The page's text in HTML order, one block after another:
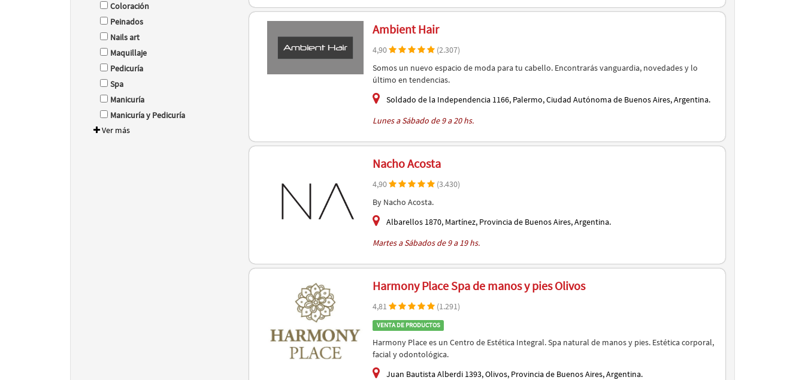
Coloración
Peinados
Nails art
Maquillaje
Pedicuría
Spa
Manicuría
Manicuría y Pedicuría
Ver más
Ambient Hair
4,90
(2.307)
Somos un nuevo espacio de moda para tu cabello. Encontrarás vanguardia, novedades y lo
último en tendencias.
Soldado de la Independencia 1166, Palermo, Ciudad Autónoma de Buenos Aires, Argentina.
Lunes a Sábado de 9 a 20 hs.
Nacho Acosta
4,90
(3.430)
By Nacho Acosta.
Albarellos 1870, Martínez, Provincia de Buenos Aires, Argentina.
Martes a Sábados de 9 a 19 hs.
Harmony Place Spa de manos y pies Olivos
4,81 (1.291)
VENTA DE PRODUCTOS
Harmony Place es un Centro de Estética Integral. Spa natural de manos y pies. Estética corporal,
facial y odontológica.
Juan Bautista Alberdi 1393, Olivos, Provincia de Buenos Aires, Argentina.